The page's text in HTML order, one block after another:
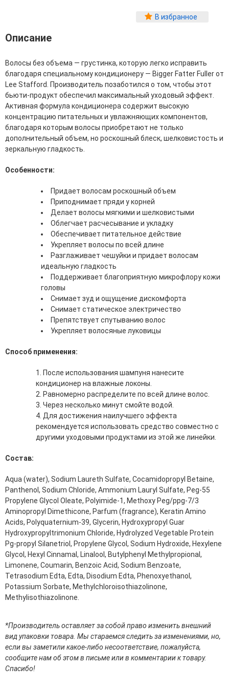
Бальзамы для лица
Гели для лица
Защита от солнца для лица
Карбокситерапия
Кремы для лица
Лосьоны, тоники и мисты для лица
Маски для лица
Масла для лица
Мицеллярная вода
Наборы для ухода за лицом
Скрабы, пилинги и гоммажи для лица
Спреи для лица
Средства для умывания
Сыворотки, эликсиры, эмульсии, концентраты и
эссенции для лица
Уход для губ
Уход для кожи вокруг глаз
Флюиды для лица
Для Тела
Автозагар для тела
Антицеллюлитные средства
Бальзамы и гели для тела
Дезодоранты для тела
Кремы для тела
Лосьоны, сыворотки и эликсиры для тела
Масла для тела
Молочко для тела
Мыло
Наборы по уходу за телом
Пены для ванны
Средства для депиляции
Уход для ног
Уход для рук
Мужчинам
Для бороды и усов
Наборы косметики для мужчин
Средства для бритья
Уход для лица
Уход для тела
Уход за мужскими волосами
О Магазине
Каталог
Контакты
В избранное
Описание
Волосы без объема — грустинка, которую легко исправить
благодаря специальному кондиционеру — Bigger Fatter Fuller от
Lee Stafford. Производитель позаботился о том, чтобы этот
бьюти-продукт обеспечил максимальный уходовый эффект.
Активная формула кондиционера содержит высокую
концентрацию питательных и увлажняющих компонентов,
благодаря которым волосы приобретают не только
дополнительный объем, но роскошный блеск, шелковистость и
зеркальную гладкость.
Особенности:
Придает волосам роскошный объем
Приподнимает пряди у корней
Делает волосы мягкими и шелковистыми
Облегчает расчесывание и укладку
Обеспечивает питательное действие
Укрепляет волосы по всей длине
Разглаживает чешуйки и придает волосам
идеальную гладкость
Поддерживает благоприятную микрофлору кожи
головы
Снимает зуд и ощущение дискомфорта
Снимает статическое электричество
Препятствует спутыванию волос
Укрепляет волосяные луковицы
Способ применения:
После использования шампуня нанесите
кондиционер на влажные локоны.
Равномерно распределите по всей длине волос.
Через несколько минут смойте водой.
Для достижения наилучшего эффекта
рекомендуется использовать средство совместно с
другими уходовыми продуктами из этой же линейки.
Состав:
Aqua (water), Sodium Laureth Sulfate, Cocamidopropyl Betaine,
Panthenol, Sodium Chloride, Ammonium Lauryl Sulfate, Peg-55
Propylene Glycol Oleate, Polyimide-1, Methoxy Peg/ppg-7/3
Aminopropyl Dimethicone, Parfum (fragrance), Keratin Amino
Acids, Polyquaternium-39, Glycerin, Hydroxypropyl Guar
Hydroxypropyltrimonium Chloride, Hydrolyzed Vegetable Protein
Pg-propyl Silanetriol, Propylene Glycol, Sodium Hydroxide, Hexylene
Glycol, Hexyl Cinnamal, Linalool, Butylphenyl Methylpropional,
Limonene, Coumarin, Benzoic Acid, Sodium Benzoate,
Tetrasodium Edta, Edta, Disodium Edta, Phenoxyethanol,
Potassium Sorbate, Methylchloroisothiazolinone,
Methylisothiazolinone.
*Производитель оставляет за собой право изменить внешний
вид упаковки товара. Мы стараемся следить за изменениями, но,
если вы заметили какое-либо несоответствие, пожалуйста,
сообщите нам об этом в письме или в комментарии к товару.
Спасибо!